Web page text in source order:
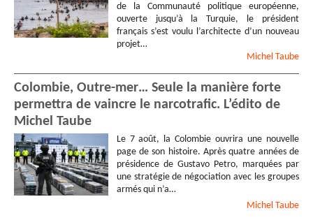
de la Communauté politique européenne,
ouverte jusqu’à la Turquie, le président
français s’est voulu l’architecte d’un nouveau
projet…
Michel Taube
Colombie, Outre-mer… Seule la manière forte
permettra de vaincre le narcotrafic. L’édito de
Michel Taube
Le 7 août, la Colombie ouvrira une nouvelle
page de son histoire. Après quatre années de
présidence de Gustavo Petro, marquées par
une stratégie de négociation avec les groupes
armés qui n’a…
Michel Taube